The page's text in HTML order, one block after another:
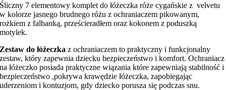
Śliczny 7 elementowy komplet do łóżeczka róże cygańskie z velvetu
w kolorze jasnego brudnego różu z ochraniaczem pikowanym,
rożkiem z falbanką, prześcieradłem oraz kokonem z poduszką
motylek.
Zestaw do łóżeczka z ochraniaczem to praktyczny i funkcjonalny
zestaw, który zapewnia dziecku bezpieczeństwo i komfort. Ochraniacz
na łóżeczko posiada praktyczne wiązania które zapewniają stabilność i
bezpieczeństwo ,pokrywa krawędzie łóżeczka, zapobiegając
uderzeniom i kontuzjom, gdy dziecko porusza się podczas snu.